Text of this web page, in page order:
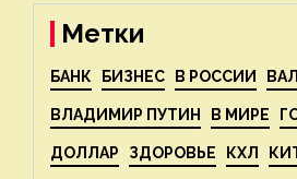
Метки
БАНК БИЗНЕС В РОССИИ
ВЛАДИМИР ПУТИН В МИРЕ
ДОЛЛАР ЗДОРОВЬЕ КХЛ